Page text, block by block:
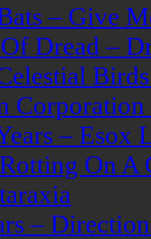
– Give
Dread –
– Esox
On A
–